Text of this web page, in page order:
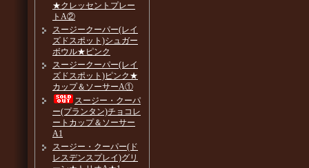
★クレッセントプレー
トA②
スージークーパー(レイ
ズドスポット)シュガー
ボウル★ピンク
スージークーパー(レイ
ズドスポット)ピンク★
カップ＆ソーサーA①
スージー・クーパ
ー(プランタン)チョコレ
ートカップ＆ソーサー
A1
スージー・クーパー(ド
レスデンスプレイ)グリ